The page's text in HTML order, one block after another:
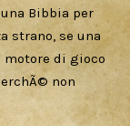
Bibbia per
strano, se una
motore di gioco
non